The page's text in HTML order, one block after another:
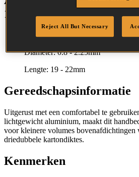
19&22MM
Diameter:0.8 - 2.25mm
Lengte: 19 - 22mm
Gereedschapsinformatie
Uitgerust met een comfortabel te
lichtgewicht aluminium, maakt dit
voor kleinere volumes bovenafdichtingen
driedubbele kartondiktes.
Kenmerken
Reject All But Necessary